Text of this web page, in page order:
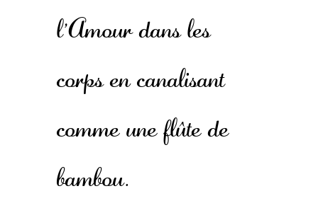
l'Amour dans les
corps en canalisant
comme une flûte de
bambou.